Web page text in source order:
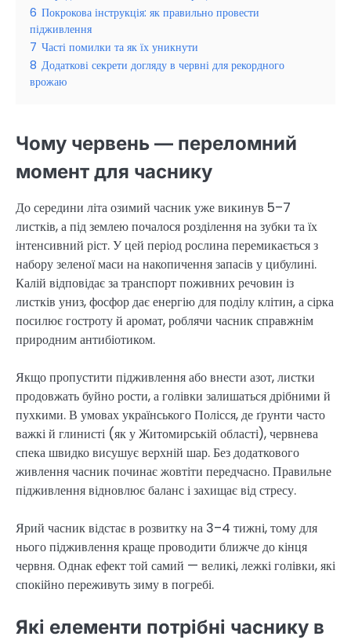
6 Покрокова інструкція: як правильно провести
підживлення
7 Часті помилки та як їх уникнути
8 Додаткові секрети догляду в червні для рекордного
врожаю
Чому червень — переломний
момент для часнику
До середини літа озимий часник уже викинув 5–7
листків, а під землею почалося розділення на зубки та їх
інтенсивний ріст. У цей період рослина перемикається з
набору зеленої маси на накопичення запасів у цибулині.
Калій відповідає за транспорт поживних речовин із
листків униз, фосфор дає енергію для поділу клітин, а сірка
посилює гостроту й аромат, роблячи часник справжнім
природним антибіотиком.
Якщо пропустити підживлення або внести азот, листки
продовжать буйно рости, а голівки залишаться дрібними й
пухкими. В умовах українського Полісся, де ґрунти часто
важкі й глинисті (як у Житомирській області), червнева
спека швидко висушує верхній шар. Без додаткового
живлення часник починає жовтіти передчасно. Правильне
підживлення відновлює баланс і захищає від стресу.
Ярий часник відстає в розвитку на 3–4 тижні, тому для
нього підживлення краще проводити ближче до кінця
червня. Однак ефект той самий — великі, лежкі голівки, які
спокійно переживуть зиму в погребі.
Які елементи потрібні часнику в